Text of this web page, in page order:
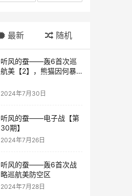
最新 随机
听风的蚕——轰6首次巡
航美【2】，熊猫因何暴
2024年7月30日
听风的蚕——电子战【第
30期】
2024年7月26日
听风的蚕——轰6首次战
略巡航美防空区
2024年7月28日